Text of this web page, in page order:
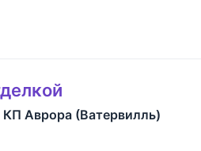
кирпичный
Аврора (Ватервилль)